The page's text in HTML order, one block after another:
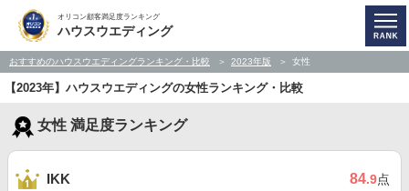
オリコン顧客満足度ランキング
ハウスウエディング
おすすめのハウスウエディングランキング・比較 2023年版 女性
【2023年】ハウスウエディングの女性ランキング・比較
女性 満足度ランキング
IKK 84.9点